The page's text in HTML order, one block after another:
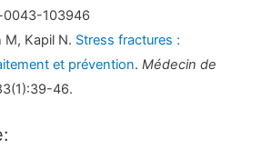
0043-103946
M, Kapil N. Stress fractures :
et prévention.Médecin de
46.